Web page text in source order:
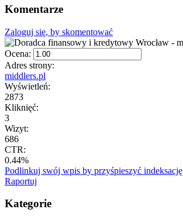
Komentarze
Zaloguj się, by skomentować
Ocena:
Adres strony:
middlers.pl
Wyświetleń:
2873
Kliknięć:
3
Wizyt:
686
CTR:
0.44%
Podlinkuj swój wpis by przyśpieszyć indeksację
Raportuj
Kategorie